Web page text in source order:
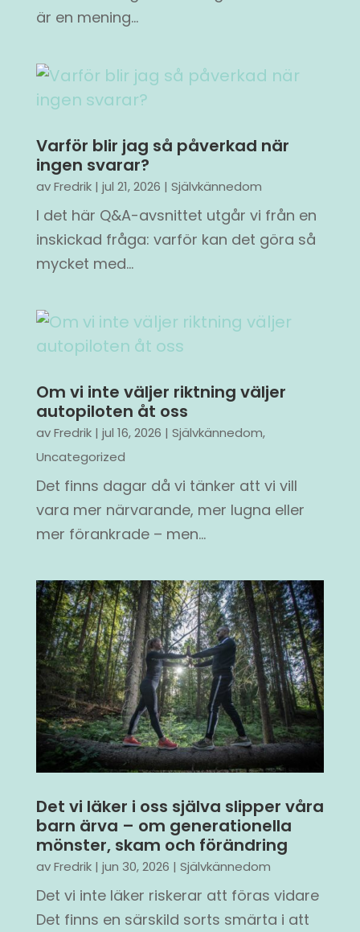
är en mening...
Varför blir jag så påverkad när
ingen svarar?
avFredrik| jul 21, 2026 | Självkännedom
I det här Q&A-avsnittet utgår vi från en
inskickad fråga: varför kan det göra så
mycket med...
Om vi inte väljer riktning väljer
autopiloten åt oss
avFredrik| jul 16, 2026 | Självkännedom,
Uncategorized
Det finns dagar då vi tänker att vi vill
vara mer närvarande, mer lugna eller
mer förankrade – men...
Det vi läker i oss själva slipper våra
barn ärva – om generationella
mönster, skam och förändring
avFredrik| jun 30, 2026 | Självkännedom
Det vi inte läker riskerar att föras vidare
Det finns en särskild sorts smärta i att